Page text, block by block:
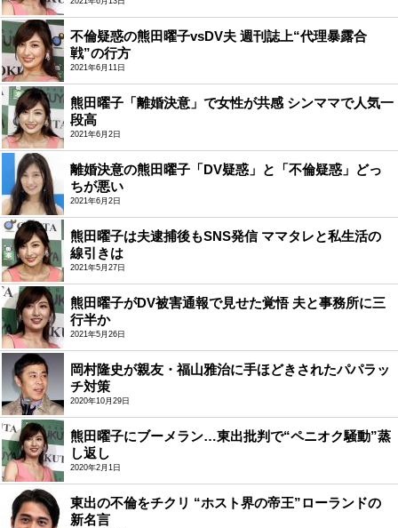
不倫疑惑の熊田曜子vsDV夫 週刊誌上“代理暴露合
戦”の行方
2021年6月11日
熊田曜子「離婚決意」で女性が共感 シンママで人気一
段高
2021年6月2日
離婚決意の熊田曜子「DV疑惑」と「不倫疑惑」どっ
ちが悪い
2021年6月2日
熊田曜子は夫逮捕後もSNS発信 ママタレと私生活の
線引きは
2021年5月27日
熊田曜子がDV被害通報で見せた覚悟 夫と事務所に三
行半か
2021年5月26日
岡村隆史が親友・福山雅治に手ほどきされたパパラッ
チ対策
2020年10月29日
熊田曜子にブーメラン…東出批判で“ペニオク騒動”蒸
し返し
2020年2月1日
東出の不倫をチクリ “ホスト界の帝王”ローランドの
新名言